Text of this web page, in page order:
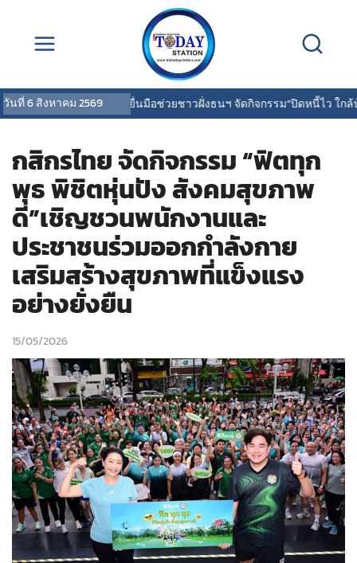
วันที่6 สิงหาคม 2569
สกู๊ปพิเศษ: SAM ยื่นมือช่วยชาวฝั่งธนฯ จัดกิจกรรม“ปิดหนี้ไว ใกล้บ้าน
กสิกรไทย จัดกิจกรรม “ฟิตทุก
พุธ พิชิตหุ่นปัง สังคมสุขภาพ
ดี”เชิญชวนพนักงานและ
ประชาชนร่วมออกกำลังกาย
เสริมสร้างสุขภาพที่แข็งแรง
อย่างยั่งยืน
15/05/2026